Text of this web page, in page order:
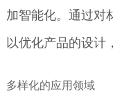
加智能化。通过对
以优化产品的设计
多样化的应用领域